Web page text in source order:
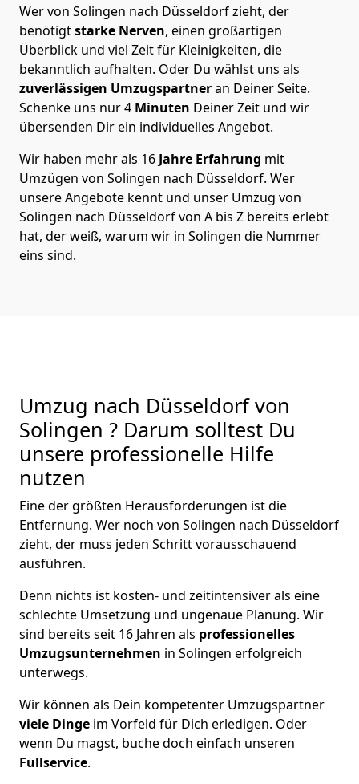
Wer von Solingen nach Düsseldorf zieht, der
benötigtstarke Nerven, einen großartigen
Überblick und viel Zeit für Kleinigkeiten, die
bekanntlich aufhalten. Oder Du wählst uns als
zuverlässigen Umzugspartneran Deiner Seite.
Schenke uns nur4 Minuten Deiner Zeit und wir
übersenden Dir ein individuelles Angebot.
Wir haben mehr als 16 Jahre Erfahrung mit
Umzügen von Solingen nach Düsseldorf. Wer
unsere Angebote kennt und unser Umzug von
Solingen nach Düsseldorf von A bis Z bereits erlebt
hat, der weiß, warum wir in Solingen die Nummer
eins sind.
Umzug nach Düsseldorf von
Solingen ? Darum solltest Du
unsere professionelle Hilfe
nutzen
Eine der größten Herausforderungen ist die
Entfernung. Wer noch von Solingen nach Düsseldorf
zieht, der muss jeden Schritt vorausschauend
ausführen.
Denn nichts ist kosten- und zeitintensiver als eine
schlechte Umsetzung und ungenaue Planung. Wir
sind bereits seit 16 Jahren als professionelles
Umzugsunternehmen in Solingen erfolgreich
unterwegs.
Wir können als Dein kompetenter Umzugspartner
viele Dinge im Vorfeld für Dich erledigen. Oder
wenn Du magst, buche doch einfach unseren
Fullservice.